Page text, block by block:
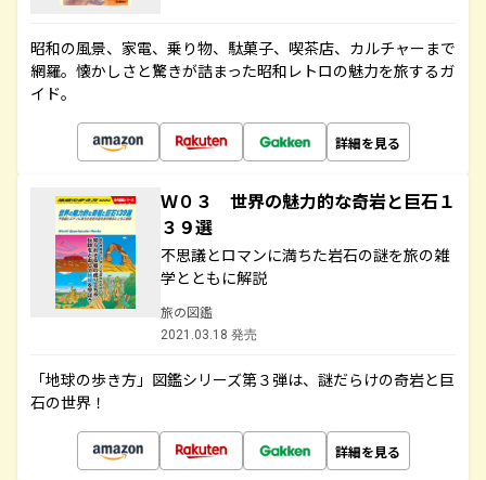
昭和の風景、家電、乗り物、駄菓子、喫茶店、カルチャーまで
網羅。懐かしさと驚きが詰まった昭和レトロの魅力を旅するガ
イド。
詳細を見る
Ｗ０３ 世界の魅力的な奇岩と巨石１
３９選
不思議とロマンに満ちた岩石の謎を旅の雑
学とともに解説
旅の図鑑
2021.03.18 発売
「地球の歩き方」図鑑シリーズ第３弾は、謎だらけの奇岩と巨
石の世界！
詳細を見る